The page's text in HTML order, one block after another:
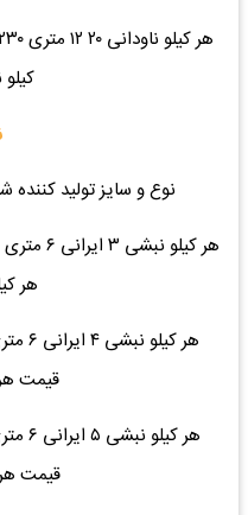
کیلو
نوع و سایز تولید
هر
قیمت هر
قیمت هر